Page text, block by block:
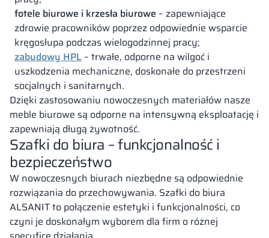
fotele biurowe i krzesła biurowe – zapewniające
zdrowie pracowników poprzez odpowiednie wsparcie
kręgosłupa podczas wielogodzinnej pracy;
zabudowy HPL – trwałe, odporne na wilgoć i
uszkodzenia mechaniczne, doskonałe do przestrzeni
socjalnych i sanitarnych.
Dzięki zastosowaniu nowoczesnych materiałów nasze
meble biurowe są odporne na intensywną eksploatację i
zapewniają długą żywotność.
Szafki do biura – funkcjonalność i
bezpieczeństwo
W nowoczesnych biurach niezbędne są odpowiednie
rozwiązania do przechowywania. Szafki do biura
ALSANIT to połączenie estetyki i funkcjonalności, co
czyni je doskonałym wyborem dla firm o różnej